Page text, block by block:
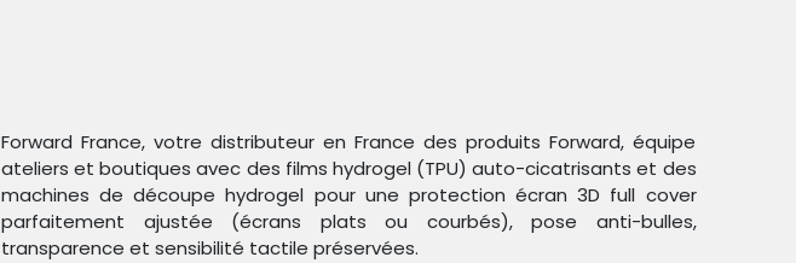
Trier par : Étiquettes
Forward France, votre distributeur en France des produits Forward, équipe
ateliers et boutiques avec des films hydrogel (TPU) auto-cicatrisants et des
machines de découpe hydrogel pour une protection écran 3D full cover
parfaitement ajustée (écrans plats ou courbés), pose anti-bulles,
transparence et sensibilité tactile préservées.